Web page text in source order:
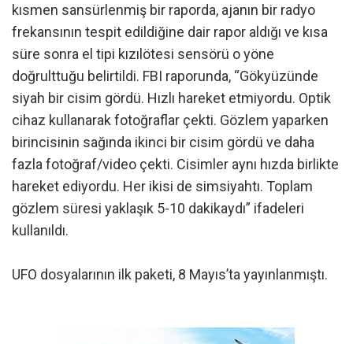
kısmen sansürlenmiş bir raporda, ajanın bir radyo
frekansının tespit edildiğine dair rapor aldığı ve kısa
süre sonra el tipi kızılötesi sensörü o yöne
doğrulttuğu belirtildi. FBI raporunda, “Gökyüzünde
siyah bir cisim gördü. Hızlı hareket etmiyordu. Optik
cihaz kullanarak fotoğraflar çekti. Gözlem yaparken
birincisinin sağında ikinci bir cisim gördü ve daha
fazla fotoğraf/video çekti. Cisimler aynı hızda birlikte
hareket ediyordu. Her ikisi de simsiyahtı. Toplam
gözlem süresi yaklaşık 5-10 dakikaydı” ifadeleri
kullanıldı.
UFO dosyalarının ilk paketi, 8 Mayıs’ta yayınlanmıştı.